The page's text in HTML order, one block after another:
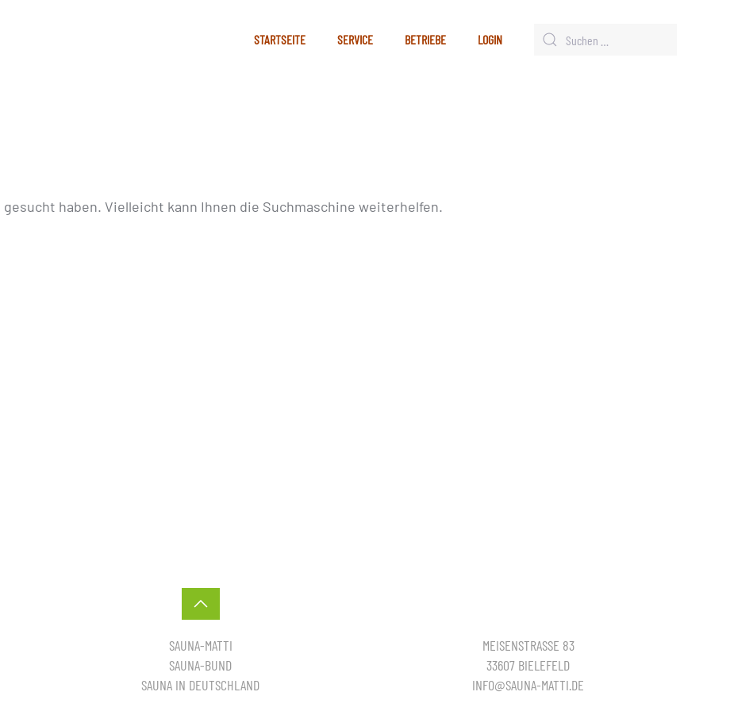
STARTSEITE SERVICE BETRIEBE LOGIN
haben. Vielleicht kann Ihnen die Suchmaschine weiterhelfen.
SAUNA-MATTI
SAUNA-BUND
SAUNA IN DEUTSCHLAND
MEISENSTRASSE 83
33607 BIELEFELD
INFO@SAUNA-MATTI.DE